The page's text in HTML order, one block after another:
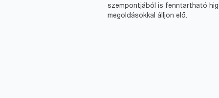
szempontjából is fenntartható
megoldásokkal álljon elő.